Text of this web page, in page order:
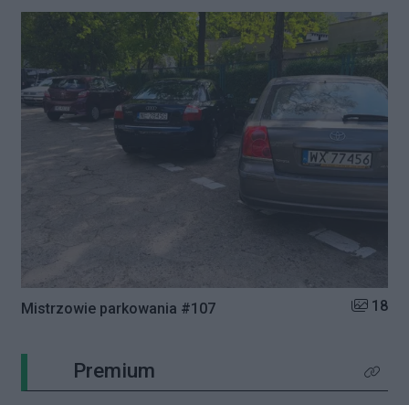
Mistrzowie parkowania #107 Liczba
18
Premium Kliknij